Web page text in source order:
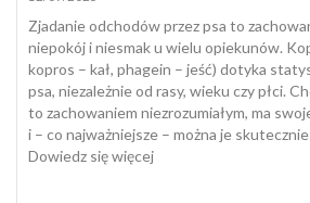
Zjadanie odchodów przez psa to
niepokój i niesmak u wielu opiekunów.
kopros – kał, phagein – jeść) dotyka
psa, niezależnie od rasy, wieku czy płci.
to zachowaniem niezrozumiałym, ma
i – co najważniejsze – można je
Dowiedz się więcej: